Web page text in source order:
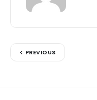
PREVIOUS